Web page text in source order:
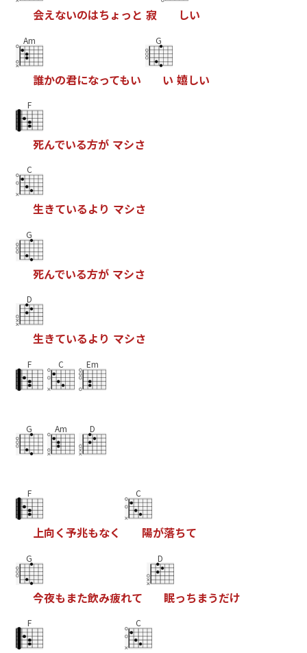
会えないのはちょ っ と 寂 しい
Am
誰かの君になってもい
G
い 嬉しい
F
死んでいる方が マシさ
C
生きているよ り マシさ
G
死んでいる方が マシさ
D
生きているよ り マシさ
F C Em
G Am D
F
上向く予兆もなく
C
陽が落ちて
G
今夜もまた飲み疲れて
D
眠っちまうだけ
F C